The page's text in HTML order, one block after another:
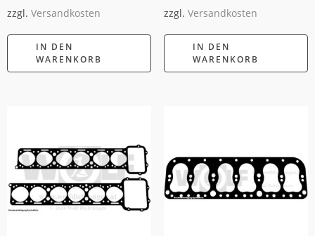
zzgl. Versandkosten
IN DEN
WARENKORB
zzgl. Versandkosten
IN DEN
WARENKORB